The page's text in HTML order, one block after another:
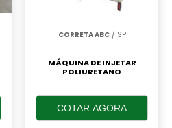
CORRETA ABC/ SP
MÁQUINA DE INJETAR
POLIURETANO
COTAR AGORA